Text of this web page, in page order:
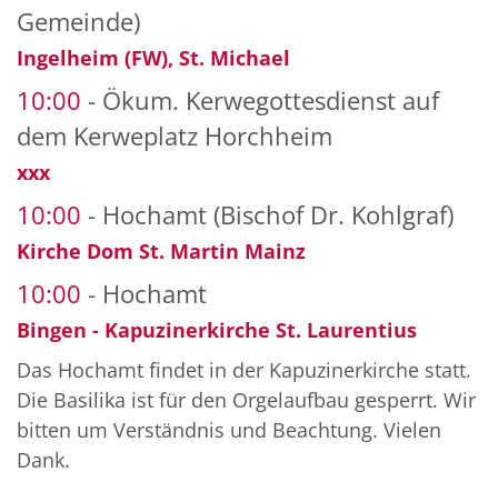
Gemeinde)
Ingelheim (FW), St. Michael
10:00
Ökum. Kerwegottesdienst auf
dem Kerweplatz Horchheim
xxx
10:00 Hochamt (Bischof Dr. Kohlgraf)
Kirche Dom St. Martin Mainz
10:00 Hochamt
Bingen - Kapuzinerkirche St. Laurentius
Das Hochamt findet in der Kapuzinerkirche statt.
Die Basilika ist für den Orgelaufbau gesperrt. Wir
bitten um Verständnis und Beachtung. Vielen
Dank.